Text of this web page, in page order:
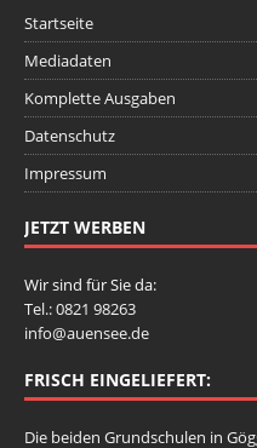
Startseite
Mediadaten
Komplette Ausgaben
Datenschutz
Impressum
JETZT WERBEN
Wir sind für Sie da:
Tel.: 0821 98263
info@auensee.de
FRISCH EINGELIEFERT:
Die beiden Grundschulen in